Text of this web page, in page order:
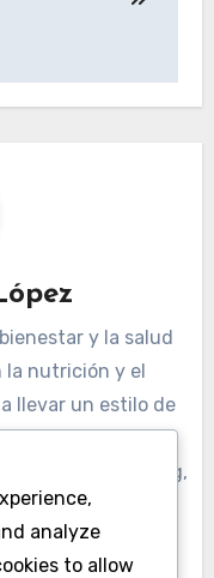
y la salud
nutrición y el
llevar un estilo de
en su blog,
personal con
de la salud.
analyze
to allow